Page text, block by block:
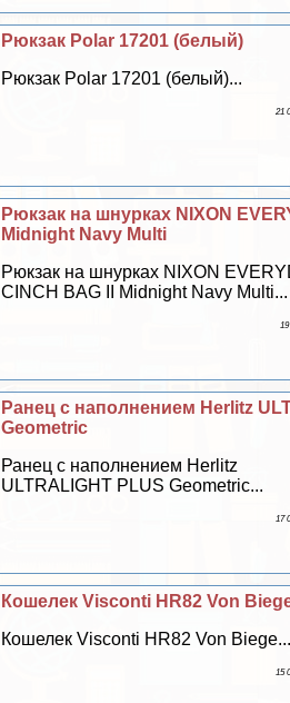
Рюкзак Polar 17201 (белый)
Рюкзак Polar 17201 (белый)...
21
Рюкзак на шнурках NIXON
Midnight Navy Multi
Рюкзак на шнурках NIXON
CINCH BAG II Midnight Navy Multi...
Ранец с наполнением Herlitz
Geometric
Ранец с наполнением Herlitz
ULTRALIGHT PLUS Geometric...
17
Кошелек Visconti HR82 Von
Кошелек Visconti HR82 Von Biege...
15